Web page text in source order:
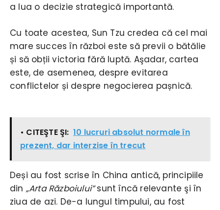
a lua o decizie strategică importantă.
Cu toate acestea, Sun Tzu credea că cel mai
mare succes în război este să previi o bătălie
și să obții victoria fără luptă. Aşadar, cartea
este, de asemenea, despre evitarea
conflictelor și despre negocierea pașnică.
• CITEŞTE ŞI: 10 lucruri absolut normale în
prezent, dar interzise în trecut
Deși au fost scrise în China antică, principiile
din „Arta Războiului”sunt încă relevante şi în
ziua de azi. De-a lungul timpului, au fost